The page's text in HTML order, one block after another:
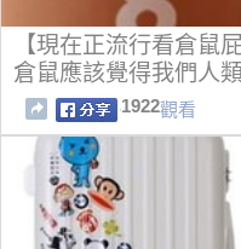
【現在正流行看倉鼠
倉鼠應該覺得我們人
1922觀看